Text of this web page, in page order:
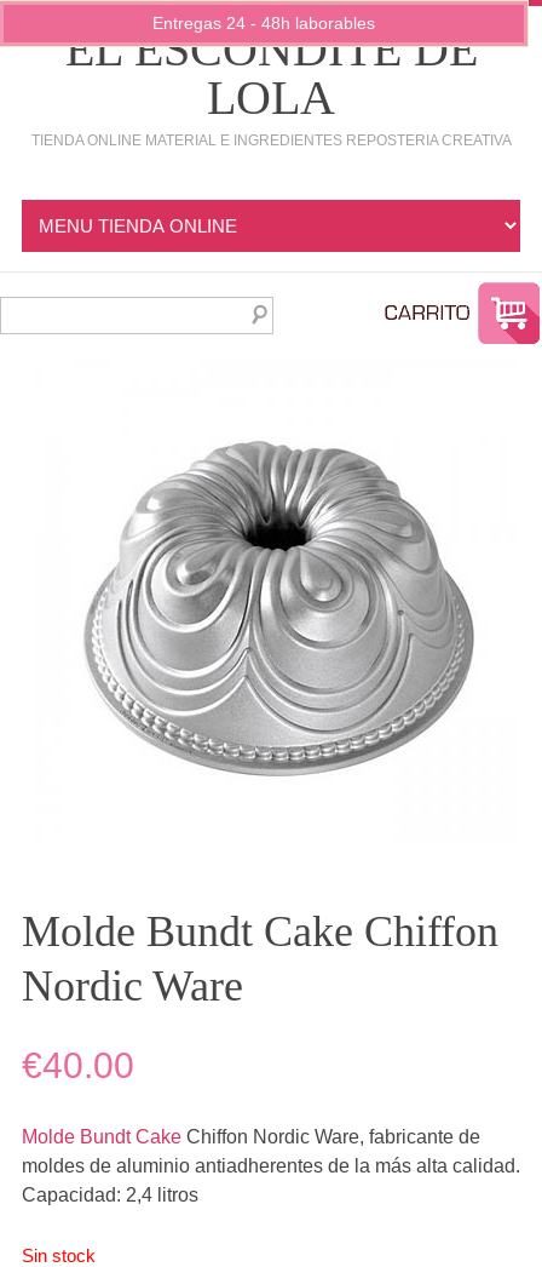
EL ESCONDITE DE
LOLA
TIENDA ONLINE MATERIAL E INGREDIENTES REPOSTERIA CREATIVA
Molde Bundt Cake Chiffon
Nordic Ware
€40.00
Molde Bundt Cake Chiffon Nordic Ware, fabricante de
moldes de aluminio antiadherentes de la más alta calidad.
Capacidad: 2,4 litros
Sin stock
Entregas 24 - 48h laborables